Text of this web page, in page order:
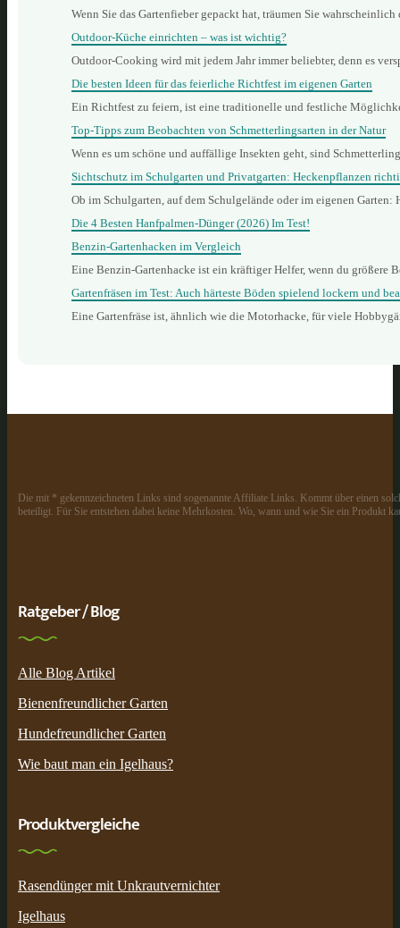
Wenn Sie das Gartenfieber gepackt hat, träumen Sie
Outdoor-Küche einrichten – was ist wichtig?
Outdoor-Cooking wird mit jedem Jahr immer beliebter, denn es
Die besten Ideen für das feierliche Richtfest im eigenen Garten
Ein Richtfest zu feiern, ist eine traditionelle und festliche
Top-Tipps zum Beobachten von Schmetterlingsarten in der Natur
Wenn es um schöne und auffällige Insekten geht, sind
Sichtschutz im Schulgarten und Privatgarten: Heckenpflanzen
Ob im Schulgarten, auf dem Schulgelände oder im eigenen
Die 4 Besten Hanfpalmen-Dünger (2026) Im Test!
Benzin‑Gartenhacken im Vergleich
Eine Benzin‑Gartenhacke ist ein kräftiger Helfer, wenn du
Gartenfräsen im Test: Auch härteste Böden spielend lockern und
Eine Gartenfräse ist, ähnlich wie die Motorhacke, für viele
Die mit * gekennzeichneten Links sind sogenannte Affiliate Links. Kommt über einen
beteiligt. Für Sie entstehen dabei keine Mehrkosten. Wo, wann und wie Sie ein Produkt
Ratgeber / Blog
Alle Blog Artikel
Bienenfreundlicher Garten
Hundefreundlicher Garten
Wie baut man ein Igelhaus?
Produktvergleiche
Rasendünger mit Unkrautvernichter
Igelhaus